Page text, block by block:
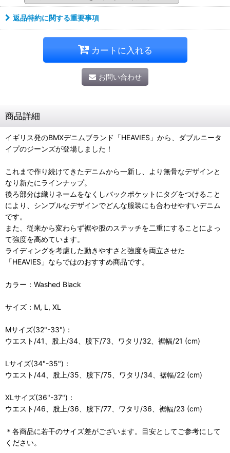
返品特約に関する重要事項
カートに入れる
お問い合わせ
商品詳細
イギリス発のBMXデニムブランド「HEAVIES」から、ダブルニータ
イプのジーンズが登場しました！
これまで作り続けてきたデニムから一新し、より無骨なデザインと
なり新たにラインナップ。
後ろ部分は織りネームをなくしバックポケットにタグをつけること
により、シンプルなデザインでどんな服装にも合わせやすいデニム
です。
また、従来から変わらず裾や股のステッチを二重にすることによっ
て強度を高めています。
ライディングを考慮した動きやすさと強度を両立させた
「HEAVIES」ならではのおすすめ商品です。
カラー：Washed Black
サイズ：M, L, XL
Mサイズ(32"-33")：
ウエスト/41、股上/34、股下/73、ワタリ/32、裾幅/21 (cm)
Lサイズ(34"-35")：
ウエスト/44、股上/35、股下/75、ワタリ/34、裾幅/22 (cm)
XLサイズ(36"-37")：
ウエスト/46、股上/36、股下/77、ワタリ/36、裾幅/23 (cm)
＊各商品に若干のサイズ差がございます。目安としてご参考にして
ください。